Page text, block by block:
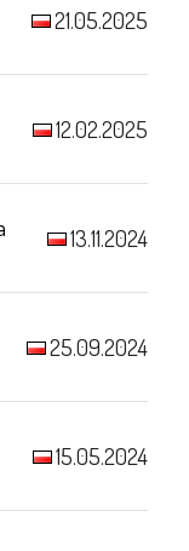
21.05.2025
12.02.2025
13.11.2024
25.09.2024
15.05.2024